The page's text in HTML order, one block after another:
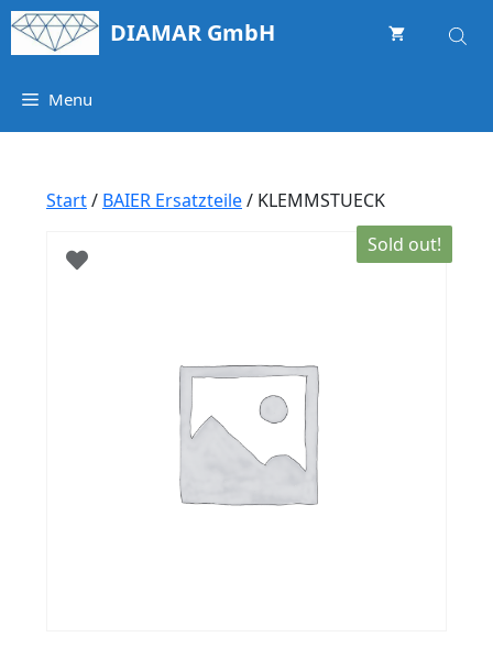
Springe
zum
DIAMAR GmbH
Menu
Start/ BAIER Ersatzteile/ KLEMMSTUECK
Sold out!